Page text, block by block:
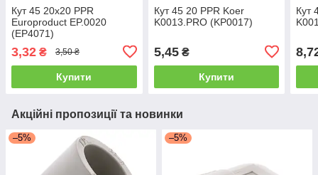
Кут 45 20x20 PPR
Europroduct EP.0020
(EP4071)
3,32 ₴ 3,50 ₴
Купити
Кут 45 20 PPR Koer
K0013.PRO (KP0017)
5,45₴
Купити
Кут
Акційні пропозиції та новинки
–5% –5%